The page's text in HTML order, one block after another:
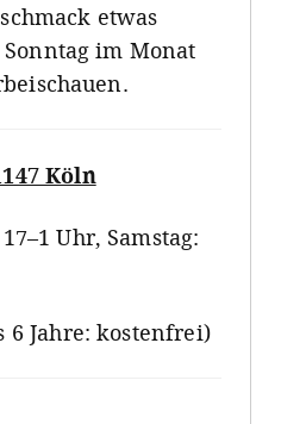
etwas
im Monat
Köln
Uhr, Samstag:
6 Jahre: kostenfrei)